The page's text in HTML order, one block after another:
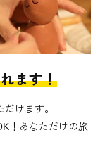
ます！
けます。
！あなただけの旅